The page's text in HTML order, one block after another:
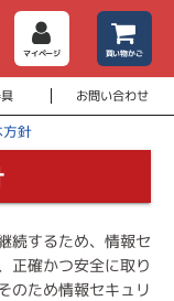
マイページ 買い物かご
お問い合わせ
針
続するため、情報セ
正確かつ安全に取り
のため情報セキュリ